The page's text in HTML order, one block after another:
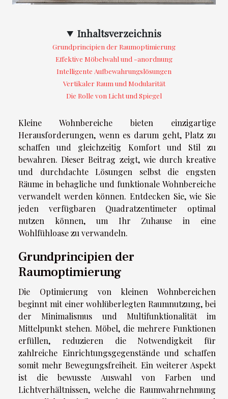
Inhaltsverzeichnis
Grundprincipien der Raumoptimierung
Effektive Möbelwahl und -anordnung
Intelligente Aufbewahrungslösungen
Vertikaler Raum und Modularität
Die Rolle von Licht und Spiegel
Kleine Wohnbereiche bieten einzigartige
Herausforderungen, wenn es darum geht, Platz zu
schaffen und gleichzeitig Komfort und Stil zu
bewahren. Dieser Beitrag zeigt, wie durch kreative
und durchdachte Lösungen selbst die engsten
Räume in behagliche und funktionale Wohnbereiche
verwandelt werden können. Entdecken Sie, wie Sie
jeden verfügbaren Quadratzentimeter optimal
nutzen können, um Ihr Zuhause in eine
Wohlfühloase zu verwandeln.
Grundprincipien der
Raumoptimierung
Die Optimierung von kleinen Wohnbereichen
beginnt mit einer wohlüberlegten Raumnutzung, bei
der Minimalismus und Multifunktionalität im
Mittelpunkt stehen. Möbel, die mehrere Funktionen
erfüllen, reduzieren die Notwendigkeit für
zahlreiche Einrichtungsgegenstände und schaffen
somit mehr Bewegungsfreiheit. Ein weiterer Aspekt
ist die bewusste Auswahl von Farben und
Lichtverhältnissen, welche die Raumwahrnehmung